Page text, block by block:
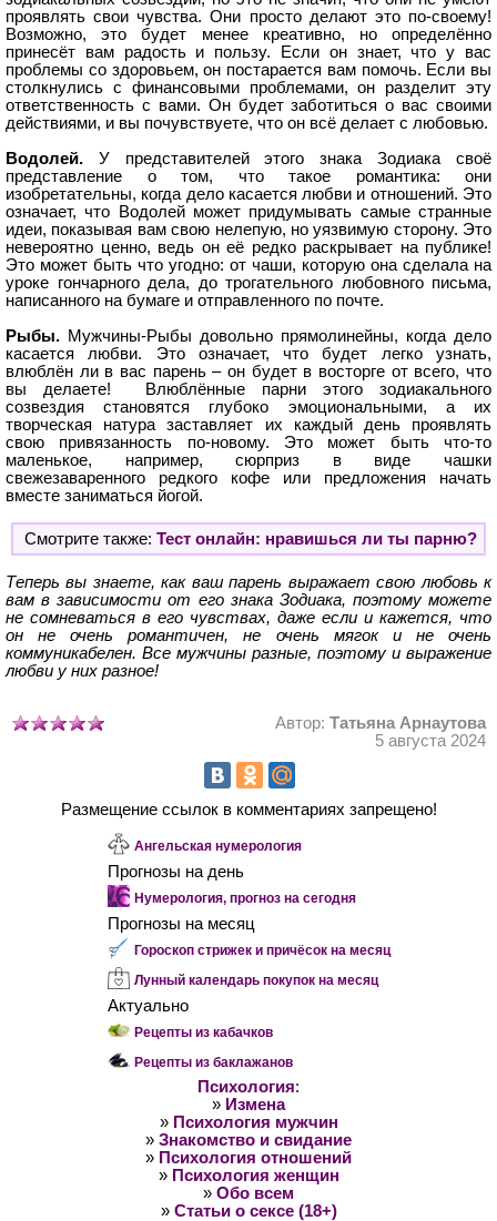
проявлять свои чувства. Они просто делают это по-своему!
Возможно, это будет менее креативно, но определённо
принесёт вам радость и пользу. Если он знает, что у вас
проблемы со здоровьем, он постарается вам помочь. Если вы
столкнулись с финансовыми проблемами, он разделит эту
ответственность с вами. Он будет заботиться о вас своими
действиями, и вы почувствуете, что он всё делает с любовью.
Водолей. У представителей этого знака Зодиака своё
представление о том, что такое романтика: они
изобретательны, когда дело касается любви и отношений. Это
означает, что Водолей может придумывать самые странные
идеи, показывая вам свою нелепую, но уязвимую сторону. Это
невероятно ценно, ведь он её редко раскрывает на публике!
Это может быть что угодно: от чаши, которую она сделала на
уроке гончарного дела, до трогательного любовного письма,
написанного на бумаге и отправленного по почте.
Рыбы. Мужчины-Рыбы довольно прямолинейны, когда дело
касается любви. Это означает, что будет легко узнать,
влюблён ли в вас парень – он будет в восторге от всего, что
вы делаете! Влюблённые парни этого зодиакального
созвездия становятся глубоко эмоциональными, а их
творческая натура заставляет их каждый день проявлять
свою привязанность по-новому. Это может быть что-то
маленькое, например, сюрприз в виде чашки
свежезаваренного редкого кофе или предложения начать
вместе заниматься йогой.
Смотрите также: Тест онлайн: нравишься ли ты парню?
Теперь вы знаете, как ваш парень выражает свою любовь к
вам в зависимости от его знака Зодиака, поэтому можете
не сомневаться в его чувствах, даже если и кажется, что
он не очень романтичен, не очень мягок и не очень
коммуникабелен. Все мужчины разные, поэтому и выражение
любви у них разное!
Автор: Татьяна Арнаутова
5 августа 2024
Размещение ссылок в комментариях запрещено!
Ангельская нумерология
Прогнозы на день
Нумерология, прогноз на сегодня
Прогнозы на месяц
Гороскоп стрижек и причёсок на месяц
Лунный календарь покупок на месяц
Актуально
Рецепты из кабачков
Рецепты из баклажанов
Психология:
» Измена
» Психология мужчин
» Знакомство и свидание
» Психология отношений
» Психология женщин
» Обо всем
» Статьи о сексе (18+)